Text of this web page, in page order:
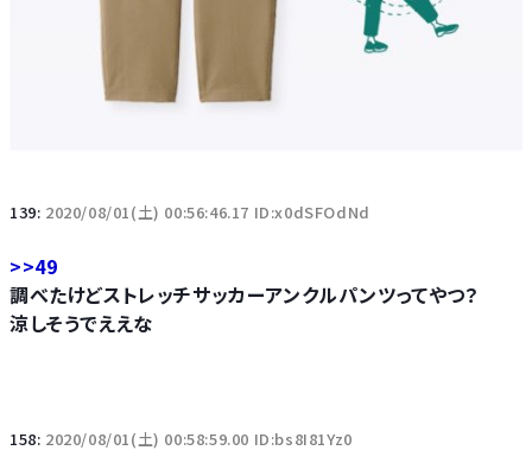
139: 2020/08/01(土) 00:56:46.17 ID:x0dSFOdNd
>>49
調べたけどストレッチサッカーアンクルパンツってやつ？
涼しそうでええな
158: 2020/08/01(土) 00:58:59.00 ID:bs8I81Yz0